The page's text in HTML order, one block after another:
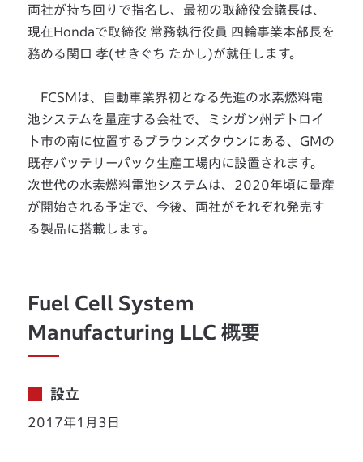
両社が持ち回りで指名し、最初の取締役会議長は、
現在Hondaで取締役 常務執行役員 四輪事業本部長を
務める関口 孝(せきぐち たかし)が就任します。
FCSMは、自動車業界初となる先進の水素燃料電
池システムを量産する会社で、ミシガン州デトロイ
ト市の南に位置するブラウンズタウンにある、GMの
既存バッテリーパック生産工場内に設置されます。
次世代の水素燃料電池システムは、2020年頃に量産
が開始される予定で、今後、両社がそれぞれ発売す
る製品に搭載します。
Fuel Cell System
Manufacturing LLC 概要
設立
2017年1月3日